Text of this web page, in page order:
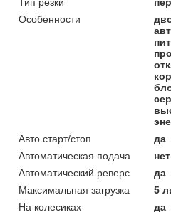
Особенности
Авто старт/стоп
да
Автоматическая подача
нет
Автоматический реверс
да
Максимальная загрузка
5
На колесиках
да